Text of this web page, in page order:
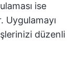
ise
Uygulamayı
düzenli